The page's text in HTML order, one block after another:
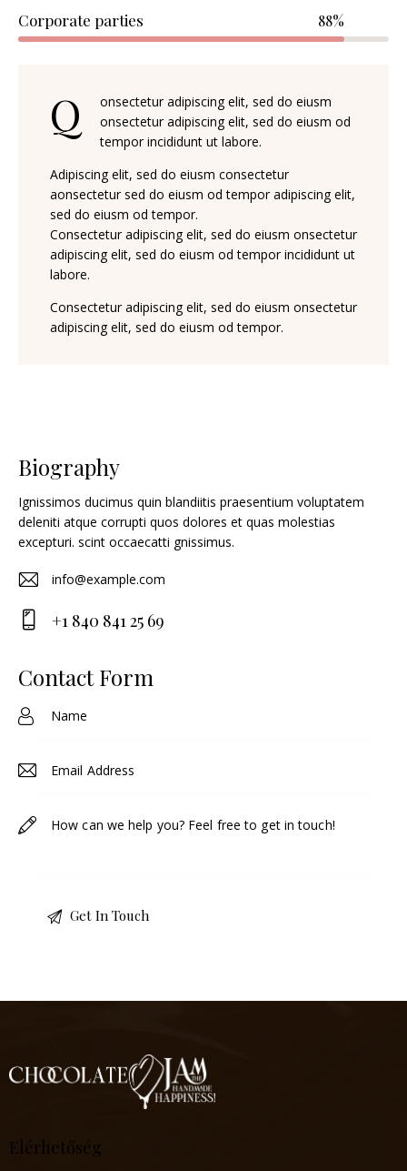
Corporate parties 88%
Q
onsectetur adipiscing elit, sed do eiusm
onsectetur adipiscing elit, sed do eiusm od
tempor incididunt ut labore.
Adipiscing elit, sed do eiusm consectetur
aonsectetur sed do eiusm od tempor adipiscing elit,
sed do eiusm od tempor.
Consectetur adipiscing elit, sed do eiusm onsectetur
adipiscing elit, sed do eiusm od tempor incididunt ut
labore.
Consectetur adipiscing elit, sed do eiusm onsectetur
adipiscing elit, sed do eiusm od tempor.
Biography
Ignissimos ducimus quin blandiitis praesentium voluptatem
deleniti atque corrupti quos dolores et quas molestias
excepturi. scint occaecatti gnissimus.
E-
m
:
info@example.com
on
+1 840 841 25 69
Contact Form
Elérhetőség